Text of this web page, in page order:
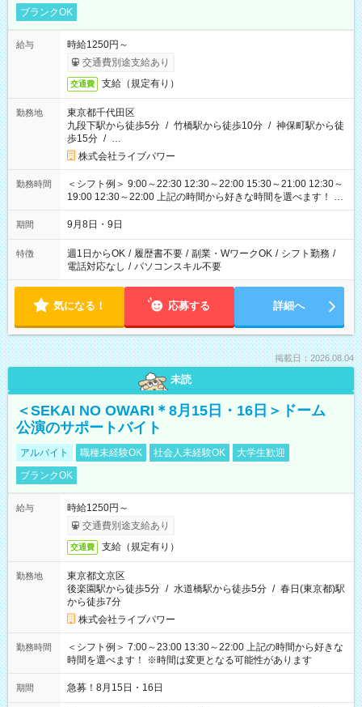
ブランクOK
給与
時給1250円～
交通費別途支給あり
交通費 支給（規定有り）
勤務地
東京都千代田区
九段下駅から徒歩5分 / 竹橋駅から徒歩10分 / 神保町駅から徒
歩15分 / …
株式会社ライブパワー
勤務時間
＜シフト例＞ 9:00～22:30 12:30～22:00 15:30～21:00 12:30～
19:00 12:30～22:00 上記の時間から好きな時間を選べます！ ※
時間は変更となる可能性があります
期間 9月8日・9日
特徴 週1日からOK / 履歴書不要 / 副業・WワークOK / シフト勤務 /
電話対応なし / パソコンスキル不要
気になる！ 応募する 詳細へ
掲載日：2026.08.04
未読
＜SEKAI NO OWARI＊8月15日・16日＞ドーム
公演のサポートバイト
アルバイト 職種未経験OK 社会人未経験OK
大学生歓迎
ブランクOK
給与
時給1250円～
交通費別途支給あり
交通費 支給（規定有り）
勤務地
東京都文京区
後楽園駅から徒歩5分 / 水道橋駅から徒歩5分 / 春日(東京都)駅
から徒歩7分
株式会社ライブパワー
勤務時間
＜シフト例＞ 7:00～23:00 13:30～22:00 上記の時間から好きな
時間を選べます！ ※時間は変更となる可能性があります
期間 急募！8月15日・16日